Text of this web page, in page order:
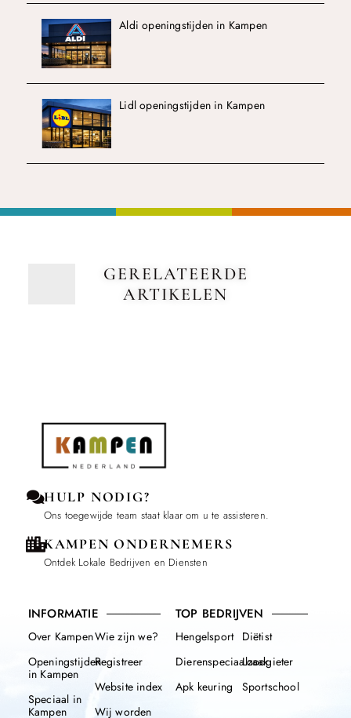
Aldi openingstijden in Kampen
Lidl openingstijden in Kampen
GERELATEERDE
ARTIKELEN
HULP NODIG?
Ons toegewijde team staat klaar om u te assisteren.
KAMPEN ONDERNEMERS
Ontdek Lokale Bedrijven en Diensten
INFORMATIE
Over Kampen
Openingstijden
in Kampen
Speciaal in
Kampen
Wie zijn we?
Registreer
Website index
Wij worden
TOP BEDRIJVEN
Hengelsport
Dierenspeciaalzaak
Apk keuring
Diëtist
Loodgieter
Sportschool